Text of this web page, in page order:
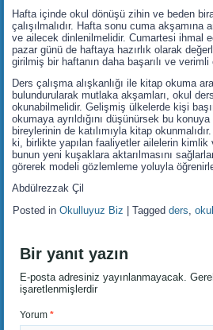
Hafta içinde okul dönüşü zihin ve beden
çalışılmalıdır. Hafta sonu cuma akşamına
ve ailecek dinlenilmelidir. Cumartesi ihmal
pazar günü de haftaya hazırlık olarak
girilmiş bir haftanın daha başarılı ve
Ders çalışma alışkanlığı ile kitap okuma
bulundurularak mutlaka akşamları, okul
okunabilmelidir. Gelişmiş ülkelerde kişi
okumaya ayrıldığını düşünürsek bu
bireylerinin de katılımıyla kitap
ki, birlikte yapılan faaliyetler ailelerin
bunun yeni kuşaklara aktarılmasını
görerek modeli gözlemleme yoluyla
Abdülrezzak Çil
Posted in Okulluyuz Biz |Tagged ders,okul
Bir yanıt yazın
E-posta adresiniz yayınlanmayacak.
işaretlenmişlerdir
Yorum*